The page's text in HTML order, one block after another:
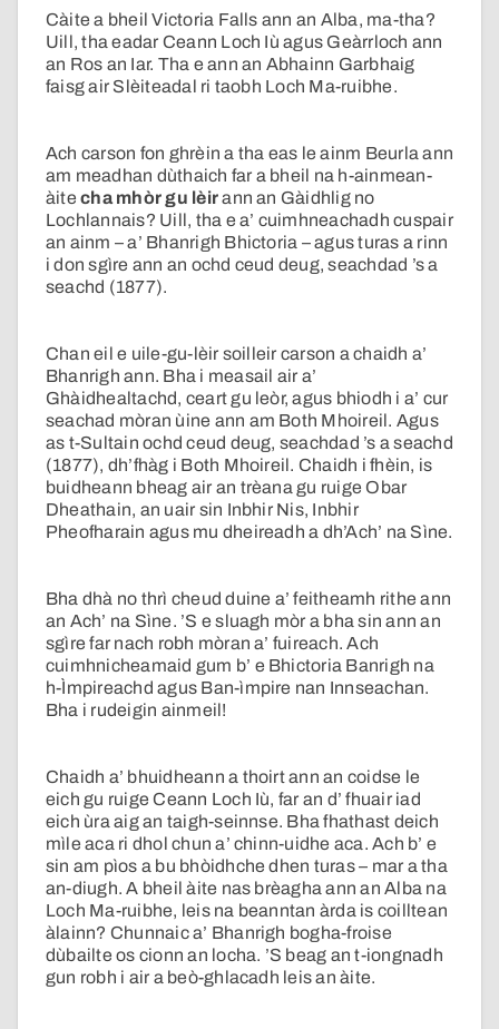
Càite a bheil Victoria Falls ann an Alba, ma-tha?
Uill, tha eadar Ceann Loch Iù agus Geàrrloch ann
an Ros an Iar. Tha e ann an Abhainn Garbhaig
faisg air Slèiteadal ri taobh Loch Ma-ruibhe.
Ach carson fon ghrèin a tha eas le ainm Beurla ann
am meadhan dùthaich far a bheil na h-ainmean-
àitecha mhòr gu lèirann an Gàidhlig no
Lochlannais? Uill, tha e a’ cuimhneachadh cuspair
an ainm – a’ Bhanrigh Bhictoria – agus turas a rinn
i don sgìre ann an ochd ceud deug, seachdad ’s a
seachd (1877).
Chan eil e uile-gu-lèir soilleir carson a chaidh a’
Bhanrigh ann. Bha i measail air a’
Ghàidhealtachd, ceart gu leòr, agus bhiodh i a’ cur
seachad mòran ùine ann am Both Mhoireil. Agus
as t-Sultain ochd ceud deug, seachdad ’s a seachd
(1877), dh’fhàg i Both Mhoireil. Chaidh i fhèin, is
buidheann bheag air an trèana gu ruige Obar
Dheathain, an uair sin Inbhir Nis, Inbhir
Pheofharain agus mu dheireadh a dh’Ach’ na Sìne.
Bha dhà no thrì cheud duine a’ feitheamh rithe ann
an Ach’ na Sìne. ’S e sluagh mòr a bha sin ann an
sgìre far nach robh mòran a’ fuireach. Ach
cuimhnicheamaid gum b’ e Bhictoria Banrigh na
h-Ìmpireachd agus Ban-ìmpire nan Innseachan.
Bha i rudeigin ainmeil!
Chaidh a’ bhuidheann a thoirt ann an coidse le
eich gu ruige Ceann Loch Iù, far an d’ fhuair iad
eich ùra aig an taigh-seinnse. Bha fhathast deich
mìle aca ri dhol chun a’ chinn-uidhe aca. Ach b’ e
sin am pìos a bu bhòidhche dhen turas – mar a tha
an-diugh. A bheil àite nas brèagha ann an Alba na
Loch Ma-ruibhe, leis na beanntan àrda is coilltean
àlainn? Chunnaic a’ Bhanrigh bogha-froise
dùbailte os cionn an locha. ’S beag an t-iongnadh
gun robh i air a beò-ghlacadh leis an àite.